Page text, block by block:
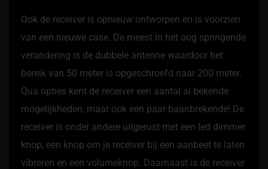
Ook de receiver is opnieuw ontworpen en is voorzien
van een nieuwe case. De meest in het oog springende
verandering is de dubbele antenne waardoor het
bereik van 50 meter is opgeschroefd naar 200 meter.
Qua opties kent de receiver een aantal al bekende
mogelijkheden, maar ook een paar baanbrekende! De
receiver is onder andere uitgerust met een led dimmer
knop, een knop om je receiver bij een aanbeet te laten
vibreren en een volumeknop. Daarnaast is de receiver